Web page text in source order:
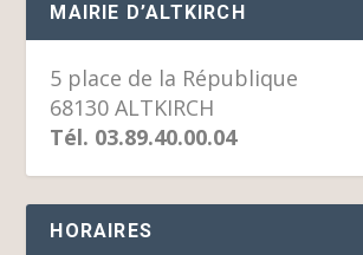
MAIRIE D’ALTKIRCH
5 place de la République
68130 ALTKIRCH
Tél. 03.89.40.00.04
HORAIRES